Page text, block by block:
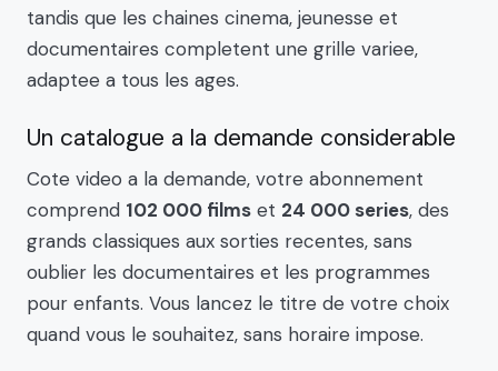
tandis que les chaines cinema, jeunesse et
documentaires completent une grille variee,
adaptee a tous les ages.
Un catalogue a la demande considerable
Cote video a la demande, votre abonnement
comprend 102 000 films et 24 000 series, des
grands classiques aux sorties recentes, sans
oublier les documentaires et les programmes
pour enfants. Vous lancez le titre de votre choix
quand vous le souhaitez, sans horaire impose.